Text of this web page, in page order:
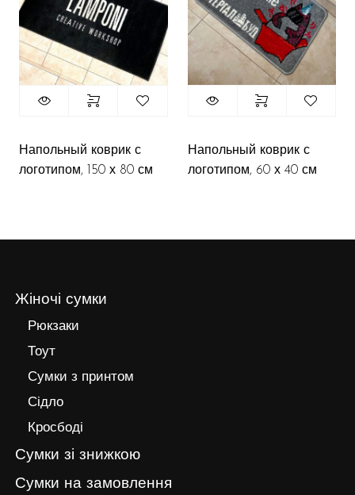
Напольный коврик с
логотипом, 150 х 80 см
Напольный коврик с
логотипом, 60 х 40 см
Жіночі сумки
Рюкзаки
Тоут
Сумки з принтом
Сідло
Кросбоді
Сумки зі знижкою
Сумки на замовлення